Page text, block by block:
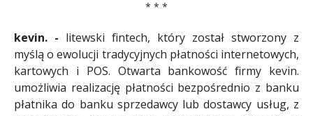
* * *
kevin. - litewski fintech, który został stworzony z
myślą o ewolucji tradycyjnych płatności internetowych,
kartowych i POS. Otwarta bankowość firmy kevin.
umożliwia realizację płatności bezpośrednio z banku
płatnika do banku sprzedawcy lub dostawcy usług, z